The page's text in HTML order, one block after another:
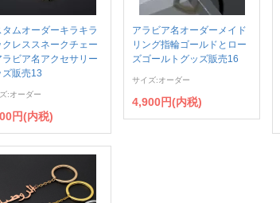
タムオーダーキラキラ
クレススネークチェー
ラビア名アクセサリー
ズ販売13
:オーダー
円(内税)
アラビア名オーダーメイド
リング指輪ゴールドとロー
ズゴールトグッズ販売16
サイズ:オーダー
4,900円(内税)